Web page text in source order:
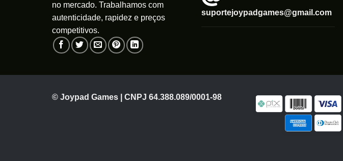
no mercado. Trabalhamos com
autenticidade, rapidez e preços
competitivos.
suportejoypadgames@gmail.com
© Joypad Games | CNPJ 64.388.089/0001-98